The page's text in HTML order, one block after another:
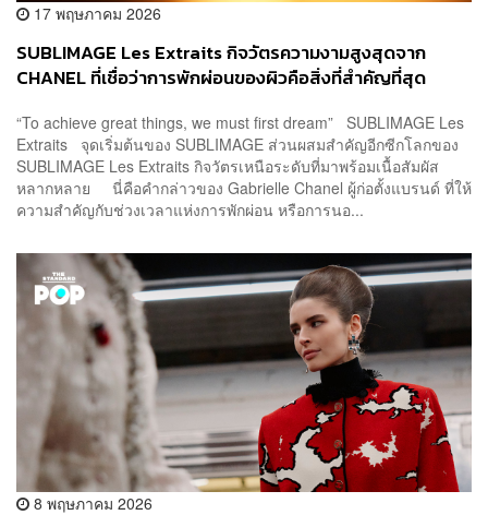
17 พฤษภาคม 2026
SUBLIMAGE Les Extraits กิจวัตรความงามสูงสุดจาก
CHANEL ที่เชื่อว่าการพักผ่อนของผิวคือสิ่งที่สำคัญที่สุด
“To achieve great things, we must first dream” SUBLIMAGE Les
Extraits จุดเริ่มต้นของ SUBLIMAGE ส่วนผสมสำคัญอีกซีกโลกของ
SUBLIMAGE Les Extraits กิจวัตรเหนือระดับที่มาพร้อมเนื้อสัมผัส
หลากหลาย นี่คือคำกล่าวของ Gabrielle Chanel ผู้ก่อตั้งแบรนด์ ที่ให้
ความสำคัญกับช่วงเวลาแห่งการพักผ่อน หรือการนอ...
8 พฤษภาคม 2026